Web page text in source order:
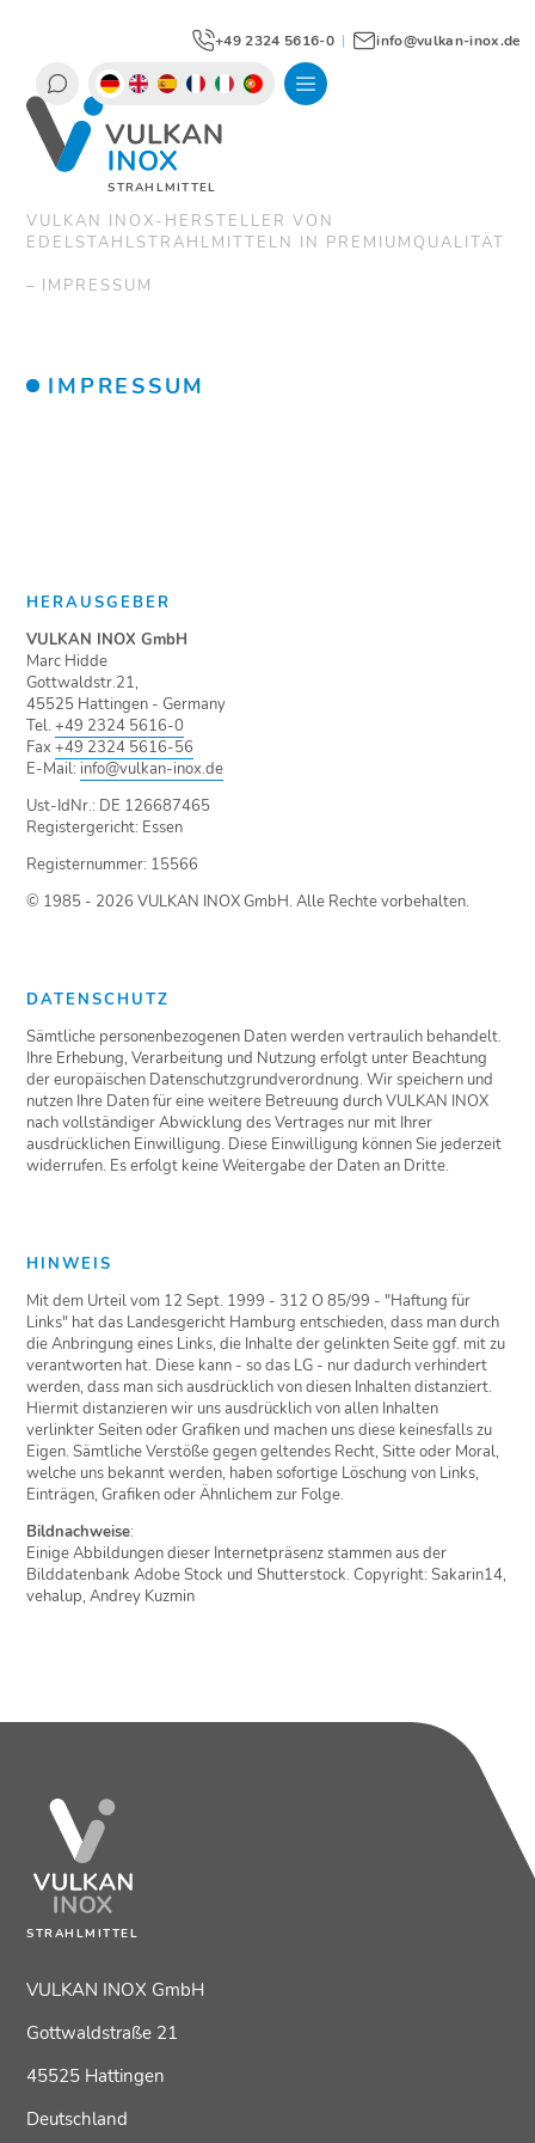
STRAHLMITTEL
+49 2324 5616-0 | info@vulkan-inox.de
VULKAN INOX-HERSTELLER VON
EDELSTAHLSTRAHLMITTELN IN PREMIUMQUALITÄT
IMPRESSUM
IMPRESSUM
HERAUSGEBER
VULKAN INOX GmbH
Marc Hidde
Gottwaldstr.21,
45525 Hattingen - Germany
Tel.+49 2324 5616-0
Fax+49 2324 5616-56
E-Mail: info@vulkan-inox.de
Ust-IdNr.: DE 126687465
Registergericht: Essen
Registernummer: 15566
© 1985 - 2026 VULKAN INOX GmbH. Alle Rechte vorbehalten.
DATENSCHUTZ
Sämtliche personenbezogenen Daten werden vertraulich behandelt.
Ihre Erhebung, Verarbeitung und Nutzung erfolgt unter Beachtung
der europäischen Datenschutzgrundverordnung. Wir speichern und
nutzen Ihre Daten für eine weitere Betreuung durch VULKAN INOX
nach vollständiger Abwicklung des Vertrages nur mit Ihrer
ausdrücklichen Einwilligung. Diese Einwilligung können Sie jederzeit
widerrufen. Es erfolgt keine Weitergabe der Daten an Dritte.
HINWEIS
Mit dem Urteil vom 12 Sept. 1999 - 312 O 85/99 - "Haftung für
Links" hat das Landesgericht Hamburg entschieden, dass man durch
die Anbringung eines Links, die Inhalte der gelinkten Seite ggf. mit zu
verantworten hat. Diese kann - so das LG - nur dadurch verhindert
werden, dass man sich ausdrücklich von diesen Inhalten distanziert.
Hiermit distanzieren wir uns ausdrücklich von allen Inhalten
verlinkter Seiten oder Grafiken und machen uns diese keinesfalls zu
Eigen. Sämtliche Verstöße gegen geltendes Recht, Sitte oder Moral,
welche uns bekannt werden, haben sofortige Löschung von Links,
Einträgen, Grafiken oder Ähnlichem zur Folge.
Bildnachweise:
Einige Abbildungen dieser Internetpräsenz stammen aus der
Bilddatenbank Adobe Stock und Shutterstock. Copyright: Sakarin14,
vehalup, Andrey Kuzmin
STRAHLMITTEL
VULKAN INOX GmbH
Gottwaldstraße 21
45525 Hattingen
Deutschland